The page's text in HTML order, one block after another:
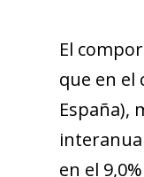
El
que en el
España),
en el